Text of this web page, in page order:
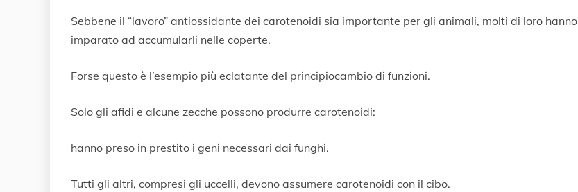
Sebbene il “lavoro” antiossidante dei carotenoidi sia importante per gli animali, molti di loro hanno
imparato ad accumularli nelle coperte.
Forse questo è l’esempio più eclatante del principiocambio di funzioni.
Solo gli afidi e alcune zecche possono produrre carotenoidi:
hanno preso in prestito i geni necessari dai funghi.
Tutti gli altri, compresi gli uccelli, devono assumere carotenoidi con il cibo.